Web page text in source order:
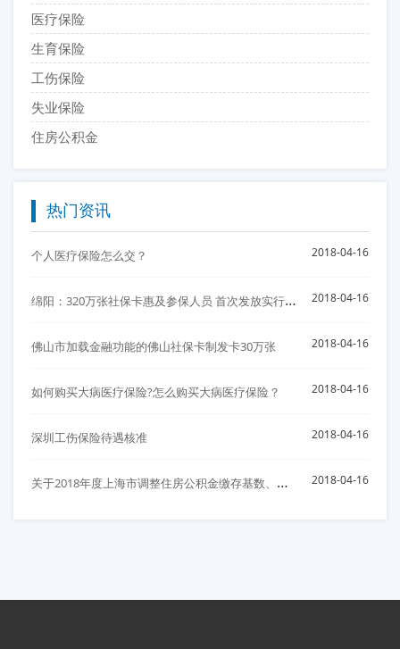
医疗保险
生育保险
工伤保险
失业保险
住房公积金
热门资讯
个人医疗保险怎么交？ 2018-04-16
绵
阳：320万张社保卡惠及参保人员 首次发放实行免费 2018-04-16
佛山市加载金融功能的佛山社保卡制发卡30万张 2018-04-16
如何购买大病医疗保险?怎么购买大病医疗保险？ 2018-04-16
深圳工伤保险待遇核准 2018-04-16
关
于2018年度上海市调整住房公积金缴存基数、比例以及月缴存额上下限的通知 2018-04-16